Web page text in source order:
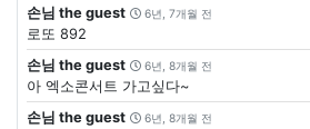
손님 the guest
6년, 7개월 전
로또 892
손님 the guest
6년, 8개월 전
아 엑소콘서트 가고싶다~
손님 the guest
6년, 8개월 전